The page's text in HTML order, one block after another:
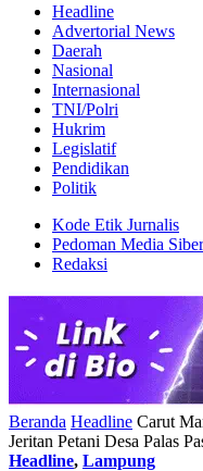
Headline
Advertorial News
Daerah
Nasional
Internasional
TNI/Polri
Hukrim
Legislatif
Pendidikan
Politik
Kode Etik Jurnalis
Pedoman Media Siber
Redaksi
Beranda Headline Carut
Jeritan Petani Desa Palas
Headline, Lampung